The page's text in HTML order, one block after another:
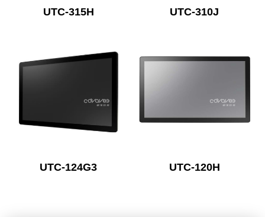
UTC-315H UTC-310J
UTC-124G3 UTC-120H